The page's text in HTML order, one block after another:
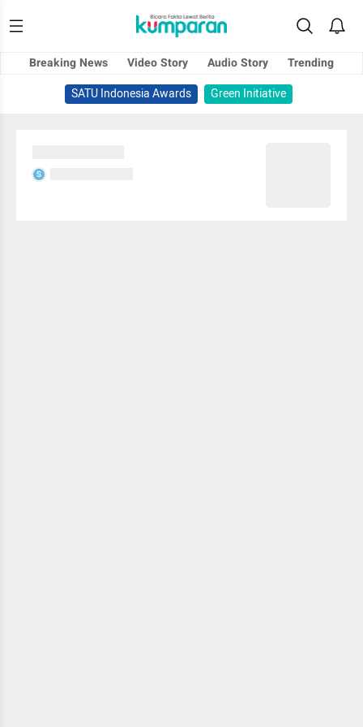
Breaking News Video Story Audio Story
Trending
SATU Indonesia Awards
Green Initiative
S